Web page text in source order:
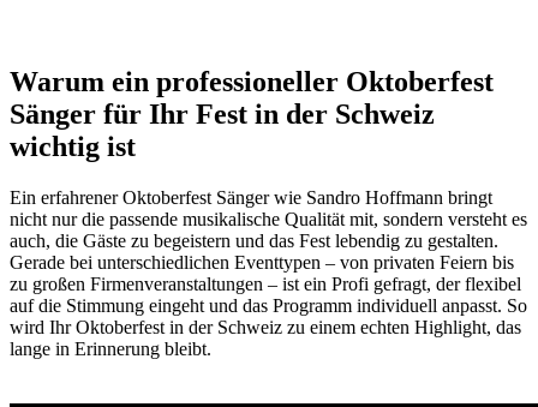
Warum ein professioneller Oktoberfest
Sänger für Ihr Fest in der Schweiz
wichtig ist
Ein erfahrener Oktoberfest Sänger wie Sandro Hoffmann bringt
nicht nur die passende musikalische Qualität mit, sondern versteht es
auch, die Gäste zu begeistern und das Fest lebendig zu gestalten.
Gerade bei unterschiedlichen Eventtypen – von privaten Feiern bis
zu großen Firmenveranstaltungen – ist ein Profi gefragt, der flexibel
auf die Stimmung eingeht und das Programm individuell anpasst. So
wird Ihr Oktoberfest in der Schweiz zu einem echten Highlight, das
lange in Erinnerung bleibt.